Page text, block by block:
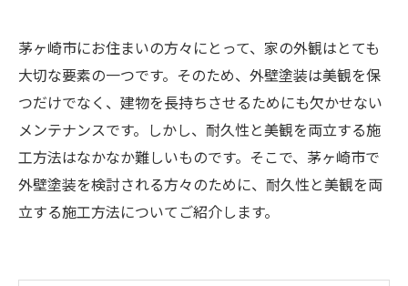
茅ヶ崎市にお住まいの方々にとって、家の外観はとても
大切な要素の一つです。そのため、外壁塗装は美観を保
つだけでなく、建物を長持ちさせるためにも欠かせない
メンテナンスです。しかし、耐久性と美観を両立する施
工方法はなかなか難しいものです。そこで、茅ヶ崎市で
外壁塗装を検討される方々のために、耐久性と美観を両
立する施工方法についてご紹介します。